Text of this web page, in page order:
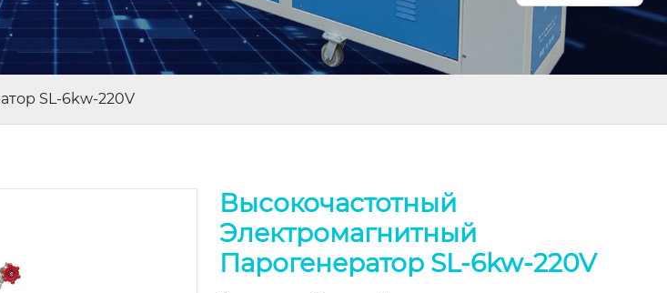
SL-6kw-220V
Высокочастотный
Электромагнитный
Парогенератор SL-6kw-220V